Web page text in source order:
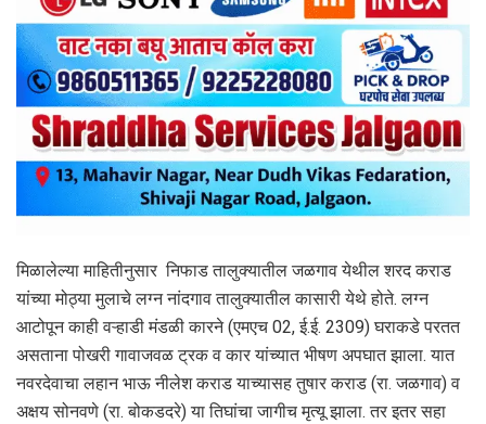
मिळालेल्या माहितीनुसार निफाड तालुक्यातील जळगाव येथील शरद कराड
यांच्या मोठ्या मुलाचे लग्न नांदगाव तालुक्यातील कासारी येथे होते. लग्न
आटोपून काही वऱ्हाडी मंडळी कारने (एमएच 02, ई.ई. 2309) घराकडे परतत
असताना पोखरी गावाजवळ ट्रक व कार यांच्यात भीषण अपघात झाला. यात
नवरदेवाचा लहान भाऊ नीलेश कराड याच्यासह तुषार कराड (रा. जळगाव) व
अक्षय सोनवणे (रा. बोकडदरे) या तिघांचा जागीच मृत्यू झाला. तर इतर सहा